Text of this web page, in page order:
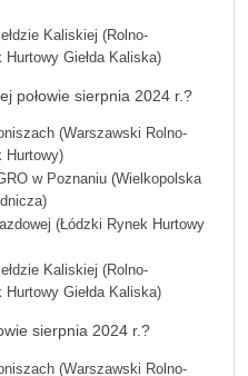
Kaliskiej (Rolno-
Giełda Kaliska)
połowie sierpnia 2024 r.?
(Warszawski Rolno-
Hurtowy)
w Poznaniu (Wielkopolska
(Łódzki Rynek Hurtowy
Kaliskiej (Rolno-
Giełda Kaliska)
sierpnia 2024 r.?
(Warszawski Rolno-